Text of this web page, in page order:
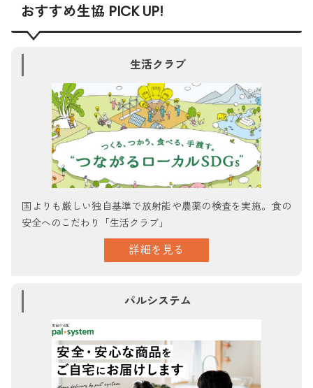
おすすめ生協 PICK UP!
生活クラブ
国よりも厳しい独自基準で放射能や農薬の検査を実施。食の
安全へのこだわり「生活クラブ」
詳細を見る
パルシステム